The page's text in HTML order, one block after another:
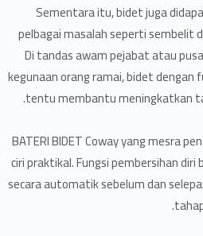
Sementara itu, bidet juga
pelbagai masalah seperti sembelit
Di tandas awam pejabat atau
kegunaan orang ramai, bidet dengan
tentu membantu meningkatkan
BATERI BIDET Coway yang mesra
ciri praktikal. Fungsi pembersihan
secara automatik sebelum dan